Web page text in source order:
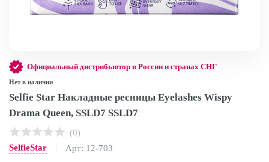
Официальный дистрибьютор в России и странах СНГ
Нет в наличии
Selfie Star Накладные ресницы Eyelashes Wispy
Drama Queen, SSLD7 SSLD7
(0)
SelfieStar
Арт: 12-703